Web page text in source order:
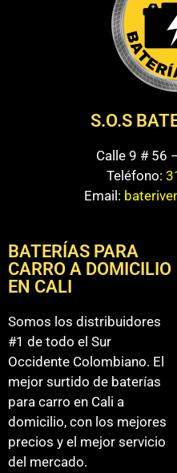
S.O.S
Calle 9 # 56
Teléfono:
Email:
BATERÍAS PARA
CARRO A DOMICILIO
EN CALI
Somos los distribuidores
#1 de todo el Sur
Occidente Colombiano. El
mejor surtido de baterías
para carro en Cali a
domicilio, con los mejores
precios y el mejor servicio
del mercado.